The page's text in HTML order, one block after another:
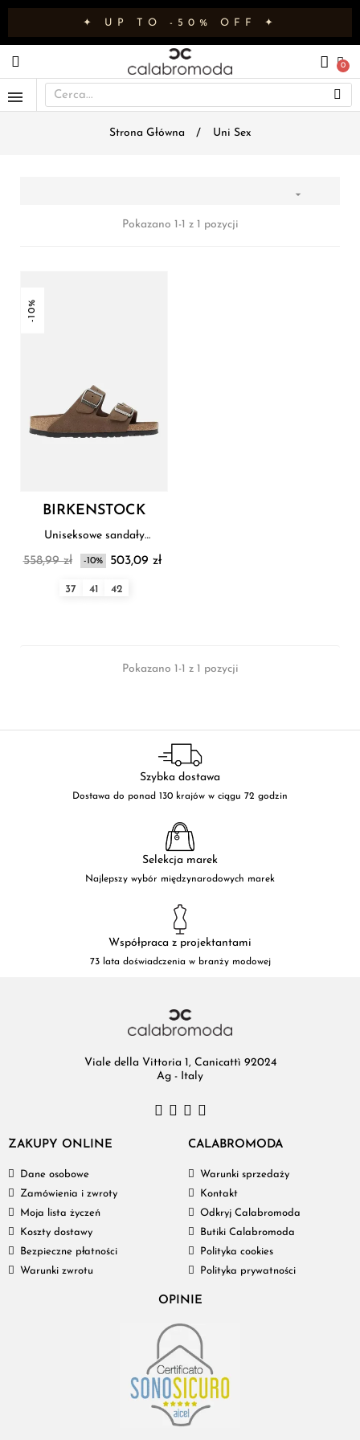
✦ UP TO -50% OFF ✦
Strona Główna Uni Sex

Pokazano 1-1 z 1 pozycji
-10%
BIRKENSTOCK
Uniseksowe sandały
558,99 zł -10% 503,09 zł
37 41 42
Pokazano 1-1 z 1 pozycji
Szybka dostawa
Dostawa do ponad 130 krajów w ciągu 72 godzin
Selekcja marek
Najlepszy wybór międzynarodowych marek
Współpraca z projektantami
73 lata doświadczenia w branży modowej
Viale della Vittoria 1, Canicattì 92024
Ag - Italy
ZAKUPY ONLINE
Dane osobowe
Zamówienia i zwroty
Moja lista życzeń
Koszty dostawy
Bezpieczne płatności
Warunki zwrotu
CALABROMODA
Warunki sprzedaży
Kontakt
Odkryj Calabromoda
Butiki Calabromoda
Polityka cookies
Polityka prywatności
OPINIE